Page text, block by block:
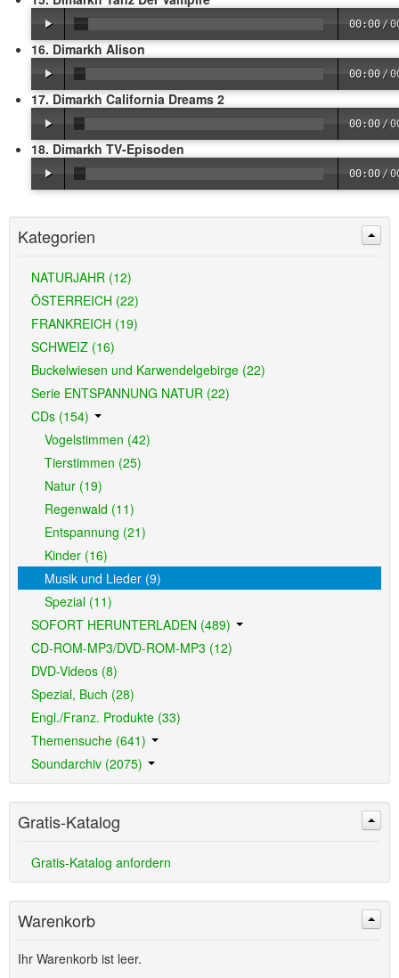
00:00 /
16. Dimarkh Alison
00:00 /
17. Dimarkh California Dreams 2
00:00 /
18. Dimarkh TV-Episoden
00:00 /
Kategorien
NATURJAHR (12)
ÖSTERREICH (22)
FRANKREICH (19)
SCHWEIZ (16)
Buckelwiesen und Karwendelgebirge (22)
Serie ENTSPANNUNG NATUR (22)
CDs (154)
Vogelstimmen (42)
Tierstimmen (25)
Natur (19)
Regenwald (11)
Entspannung (21)
Kinder (16)
Musik und Lieder (9)
Spezial (11)
SOFORT HERUNTERLADEN (489)
CD-ROM-MP3/DVD-ROM-MP3 (12)
DVD-Videos (8)
Spezial, Buch (28)
Engl./Franz. Produkte (33)
Themensuche (641)
Soundarchiv (2075)
Gratis-Katalog
Gratis-Katalog anfordern
Warenkorb
Ihr Warenkorb ist leer.